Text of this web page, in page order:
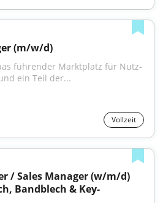
(m/w/d)
führender Marktplatz für Nutz-
ein Teil der...
Vollzeit
/ Sales Manager (w/m/d)
Bandblech & Key-